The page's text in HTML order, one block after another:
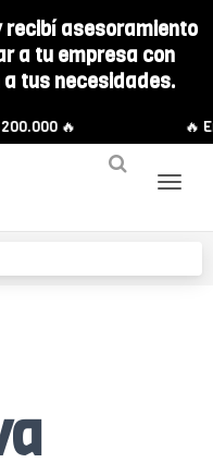
recibí asesoramiento
a tu empresa con
tus necesidades.
🔥 🔥